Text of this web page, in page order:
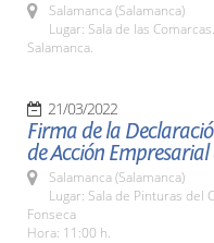
Salamanca (Salamanca)
Lugar: Sala de las
Salamanca.
21/03/2022
Firma de la
de Acción
Salamanca (Salamanca)
Lugar: Sala de Pinturas del
Fonseca
Hora: 11:00 h.